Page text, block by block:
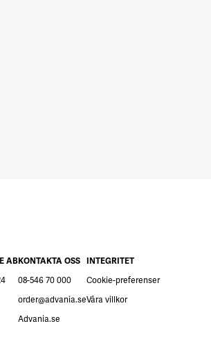
ABKONTAKTA OSS
08-546 70 000
order@advania.se
Advania.se
INTEGRITET
Cookie-preferenser
Våra villkor